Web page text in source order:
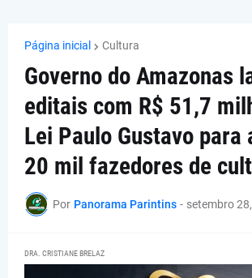
Página inicial Cultura
Governo do Amazonas
editais com R$ 51,7
Lei Paulo Gustavo para
20 mil fazedores de
Por Panorama Parintins - setembro
DRA. CRISTIANE BRELAZ